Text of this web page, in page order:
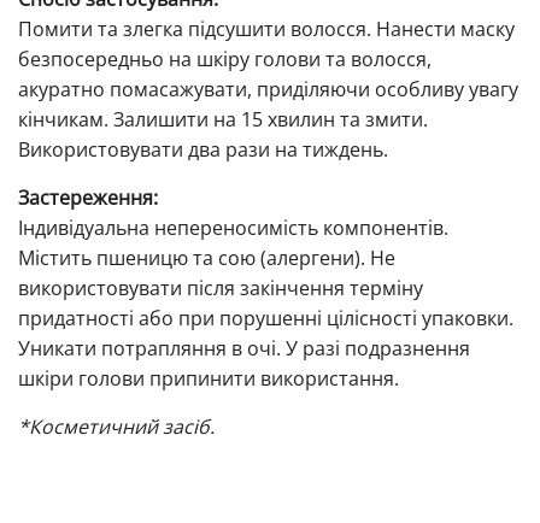
Помити та злегка підсушити волосся. Нанести маску
безпосередньо на шкіру голови та волосся,
акуратно помасажувати, приділяючи особливу увагу
кінчикам. Залишити на 15 хвилин та змити.
Використовувати два рази на тиждень.
Застереження:
Індивідуальна непереносимість компонентів.
Містить пшеницю та сою (алергени). Не
використовувати після закінчення терміну
придатності або при порушенні цілісності упаковки.
Уникати потрапляння в очі. У разі подразнення
шкіри голови припинити використання.
*Косметичний засіб.